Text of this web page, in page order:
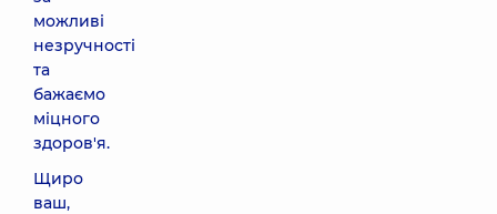
можливі
незручності
та
бажаємо
міцного
здоров'я.
Щиро
ваш,